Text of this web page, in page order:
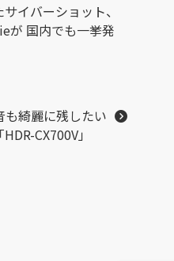
イバーショット、
が 国内でも一挙発
綺麗に残したい
CX700V」